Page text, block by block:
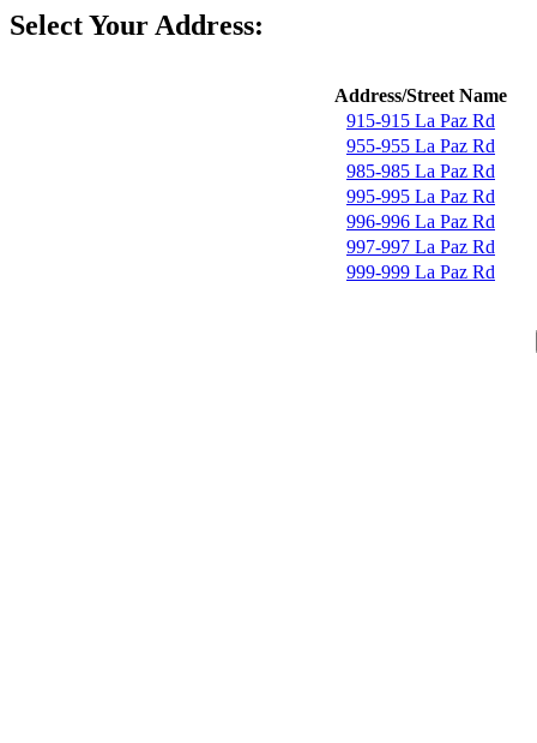
Select Your Address:
Address/Street Name
915-915 La Paz Rd
955-955 La Paz Rd
985-985 La Paz Rd
995-995 La Paz Rd
996-996 La Paz Rd
997-997 La Paz Rd
999-999 La Paz Rd